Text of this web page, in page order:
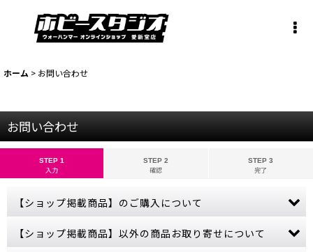
ホーム > お問い合わせ
お問い合わせ
STEP 1
入力
STEP 2
確認
STEP 3
完了
【ショップ掲載商品】のご購入について
ん。【ショップ掲載商品】以外の商品お取り寄せについて